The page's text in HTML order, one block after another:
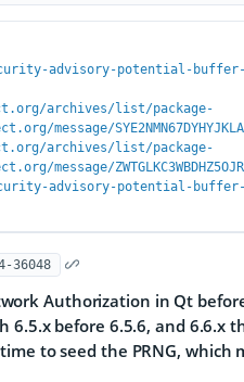
advisory-potential-buffer-
archives/list/package-
message/
archives/list/package-
message/
advisory-potential-buffer-
36048
Authorization in Qt
6.5.x before 6.5.6, and 6.6.x
to seed the PRNG, which